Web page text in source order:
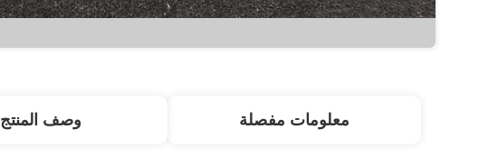
معلومات مفصلة وصف المنتج